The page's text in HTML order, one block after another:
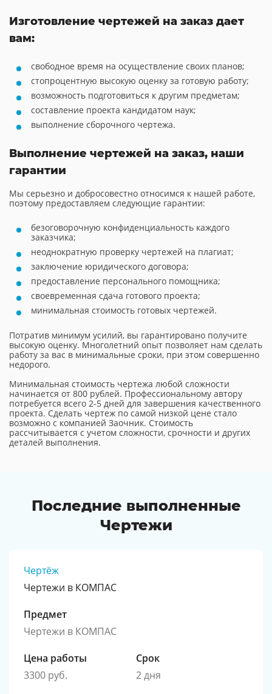
Изготовление чертежей на заказ дает
вам:
свободное время на осуществление своих планов;
стопроцентную высокую оценку за готовую работу;
возможность подготовиться к другим предметам;
составление проекта кандидатом наук;
выполнение сборочного чертежа.
Выполнение чертежей на заказ, наши
гарантии
Мы серьезно и добросовестно относимся к нашей работе,
поэтому предоставляем следующие гарантии:
безоговорочную конфиденциальность каждого
заказчика;
неоднократную проверку чертежей на плагиат;
заключение юридического договора;
предоставление персонального помощника;
своевременная сдача готового проекта;
минимальная стоимость готовых чертежей.
Потратив минимум усилий, вы гарантировано получите
высокую оценку. Многолетний опыт позволяет нам сделать
работу за вас в минимальные сроки, при этом совершенно
недорого.
Минимальная стоимость чертежа любой сложности
начинается от 800 рублей. Профессиональному автору
потребуется всего 2-5 дней для завершения качественного
проекта. Сделать чертеж по самой низкой цене стало
возможно с компанией Заочник. Стоимость
рассчитывается с учетом сложности, срочности и других
деталей выполнения.
Последние выполненные
Чертежи
Чертёж
Чертежи в КОМПАС
Предмет
Чертежи в КОМПАС
Цена работы
3300 руб.
Срок
2 дня